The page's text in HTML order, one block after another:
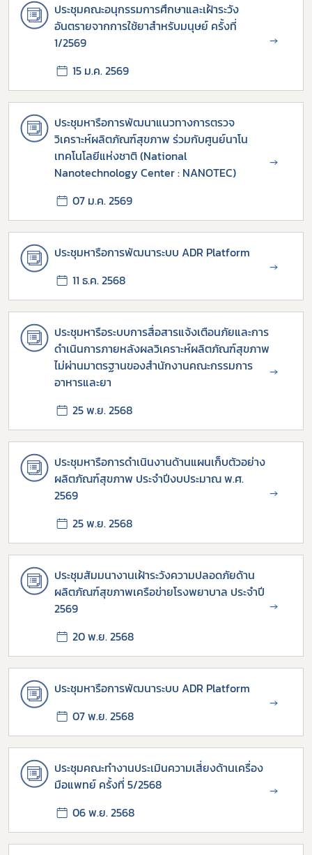
ประชุมคณะอนุกรรมการศึกษาและเฝ้าระวัง
อันตรายจากการใช้ยาสำหรับมนุษย์ ครั้งที่
1/2569
15 ม.ค. 2569
→
ประชุมหารือการพัฒนาแนวทางการตรวจ
วิเคราะห์ผลิตภัณฑ์สุขภาพ ร่วมกับศูนย์นาโน
เทคโนโลยีแห่งชาติ (National
Nanotechnology Center : NANOTEC)
07 ม.ค. 2569
→
ประชุมหารือการพัฒนาระบบ ADR Platform
11 ธ.ค. 2568
→
ประชุมหารือระบบการสื่อสารแจ้งเตือนภัยและการ
ดำเนินการภายหลังผลวิเคราะห์ผลิตภัณฑ์สุขภาพ
ไม่ผ่านมาตรฐานของสำนักงานคณะกรรมการ
อาหารและยา
25 พ.ย. 2568
→
ประชุมหารือการดำเนินงานด้านแผนเก็บตัวอย่าง
ผลิตภัณฑ์สุขภาพ ประจำปีงบประมาณ พ.ศ.
2569
25 พ.ย. 2568
→
ประชุมสัมมนางานเฝ้าระวังความปลอดภัยด้าน
ผลิตภัณฑ์สุขภาพเครือข่ายโรงพยาบาล ประจำปี
2569
20 พ.ย. 2568
→
ประชุมหารือการพัฒนาระบบ ADR Platform
07 พ.ย. 2568
→
ประชุมคณะทำงานประเมินความเสี่ยงด้านเครื่อง
มือแพทย์ ครั้งที่ 5/2568
06 พ.ย. 2568
→
Subscribe
เลือกหัวข้อที่ท่านต้องการ Subscribe